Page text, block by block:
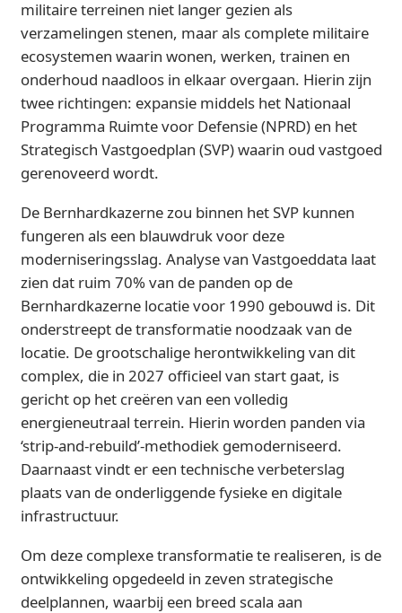
militaire terreinen niet langer gezien als
verzamelingen stenen, maar als complete militaire
ecosystemen waarin wonen, werken, trainen en
onderhoud naadloos in elkaar overgaan. Hierin zijn
twee richtingen: expansie middels het Nationaal
Programma Ruimte voor Defensie (NPRD) en het
Strategisch Vastgoedplan (SVP) waarin oud vastgoed
gerenoveerd wordt.
De Bernhardkazerne zou binnen het SVP kunnen
fungeren als een blauwdruk voor deze
moderniseringsslag. Analyse van Vastgoeddata laat
zien dat ruim 70% van de panden op de
Bernhardkazerne locatie voor 1990 gebouwd is. Dit
onderstreept de transformatie noodzaak van de
locatie. De grootschalige herontwikkeling van dit
complex, die in 2027 officieel van start gaat, is
gericht op het creëren van een volledig
energieneutraal terrein. Hierin worden panden via
‘strip-and-rebuild’-methodiek gemoderniseerd.
Daarnaast vindt er een technische verbeterslag
plaats van de onderliggende fysieke en digitale
infrastructuur.
Om deze complexe transformatie te realiseren, is de
ontwikkeling opgedeeld in zeven strategische
deelplannen, waarbij een breed scala aan